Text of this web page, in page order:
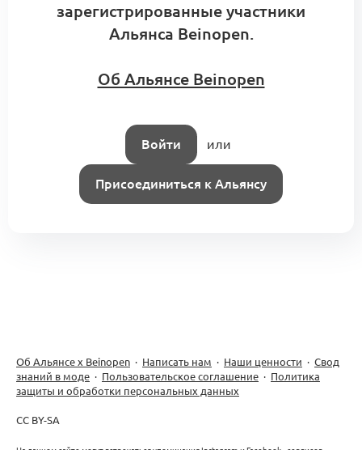
зарегистрированные участники
Альянса Beinopen.
Об Альянсе Beinopen
Войти или
Присоединиться к Альянсу
Об Альянсе х Beinopen · Написать нам · Наши ценности · Свод
знаний в моде · Пользовательское соглашение · Политика
защиты и обработки персональных данных
CC BY-SA